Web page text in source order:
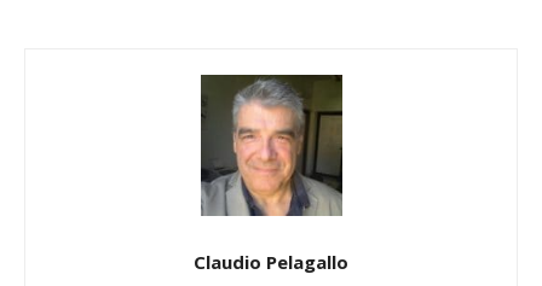
Claudio Pelagallo